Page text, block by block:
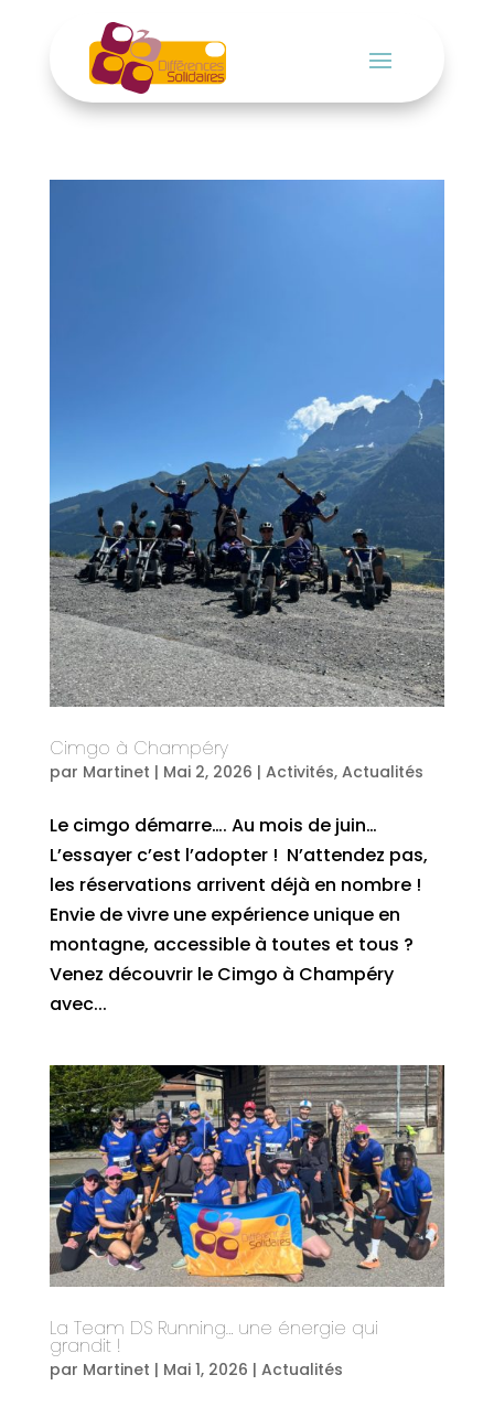
Cimgo à Champéry
par Martinet | Mai 2, 2026 | Activités, Actualités
Le cimgo démarre…. Au mois de juin…
L’essayer c’est l’adopter ! N’attendez pas,
les réservations arrivent déjà en nombre !
Envie de vivre une expérience unique en
montagne, accessible à toutes et tous ?
Venez découvrir le Cimgo à Champéry
avec...
La Team DS Running… une énergie qui
grandit !
par Martinet | Mai 1, 2026 | Actualités